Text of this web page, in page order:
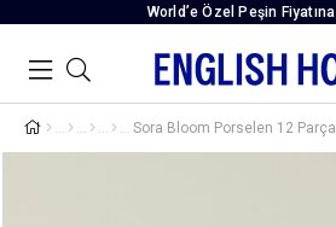
World’e Özel Peşin Fiyatına